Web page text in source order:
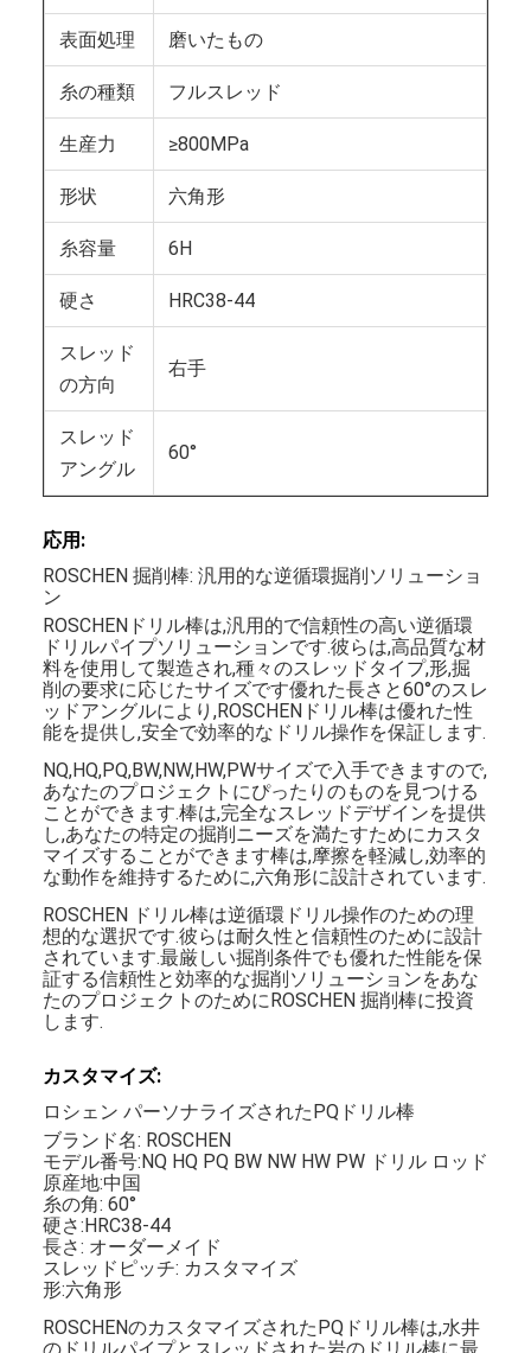
表面処理 磨いたもの
糸の種類 フルスレッド
生産力 ≥800MPa
形状 六角形
糸容量 6H
硬さ HRC38-44
スレッド
の方向
右手
スレッド
アングル
60°
応用:
ROSCHEN 掘削棒: 汎用的な逆循環掘削ソリューショ
ン
ROSCHENドリル棒は,汎用的で信頼性の高い逆循環
ドリルパイプソリューションです.彼らは,高品質な材
料を使用して製造され,種々のスレッドタイプ,形,掘
削の要求に応じたサイズです優れた長さと60°のスレ
ッドアングルにより,ROSCHENドリル棒は優れた性
能を提供し,安全で効率的なドリル操作を保証します.
NQ,HQ,PQ,BW,NW,HW,PWサイズで入手できますので,
あなたのプロジェクトにぴったりのものを見つける
ことができます.棒は,完全なスレッドデザインを提供
し,あなたの特定の掘削ニーズを満たすためにカスタ
マイズすることができます棒は,摩擦を軽減し,効率的
な動作を維持するために,六角形に設計されています.
ROSCHEN ドリル棒は逆循環ドリル操作のための理
想的な選択です.彼らは耐久性と信頼性のために設計
されています.最厳しい掘削条件でも優れた性能を保
証する信頼性と効率的な掘削ソリューションをあな
たのプロジェクトのためにROSCHEN 掘削棒に投資
します.
カスタマイズ:
ロシェン パーソナライズされたPQドリル棒
ブランド名: ROSCHEN
モデル番号:NQ HQ PQ BW NW HW PW ドリル ロッド
原産地:中国
糸の角: 60°
硬さ:HRC38-44
長さ: オーダーメイド
スレッドピッチ: カスタマイズ
形:六角形
ROSCHENのカスタマイズされたPQドリル棒は,水井